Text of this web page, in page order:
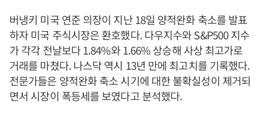
버냉키 미국 연준 의장이 지난 18일 양적완화 축소를 발표
하자 미국 주식시장은 환호했다. 다우지수와 S&P500 지수
가 각각 전날보다 1.84%와 1.66% 상승해 사상 최고가로
거래를 마쳤다. 나스닥 역시 13년 만에 최고치를 기록했다.
전문가들은 양적완화 축소 시기에 대한 불확실성이 제거되
면서 시장이 폭등세를 보였다고 분석했다.